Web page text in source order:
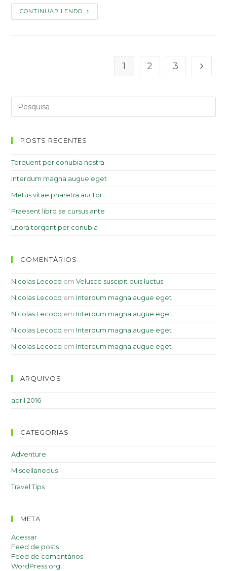
CONTINUAR LENDO
1 2 3
POSTS RECENTES
Torquent per conubia nostra
Interdum magna augue eget
Metus vitae pharetra auctor
Praesent libro se cursus ante
Litora torqent per conubia
COMENTÁRIOS
Nicolas Lecocq emVelusce suscipit quis luctus
Nicolas Lecocq em Interdum magna augue eget
Nicolas Lecocq em Interdum magna augue eget
Nicolas Lecocq em Interdum magna augue eget
Nicolas Lecocq em Interdum magna augue eget
ARQUIVOS
abril 2016
CATEGORIAS
Adventure
Miscellaneous
Travel Tips
META
Acessar
Feed de posts
Feed de comentários
WordPress.org